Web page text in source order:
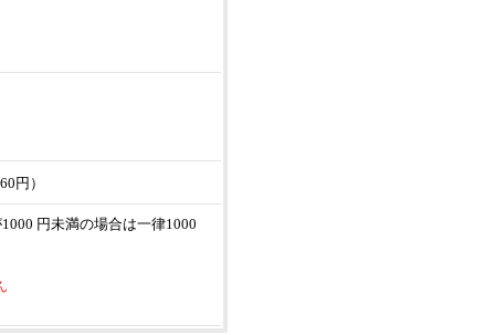
円）
円未満の場合は一律1000